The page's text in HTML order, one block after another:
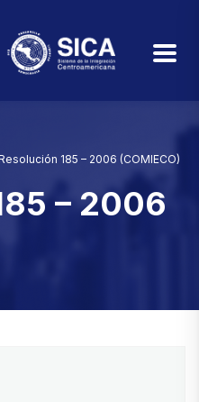
185 – 2006 (COMIECO)
– 2006